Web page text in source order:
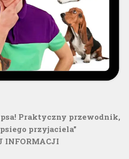
Praktyczny przewodnik,
przyjaciela"
INFORMACJI